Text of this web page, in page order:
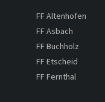
FF Altenhofen
FF Asbach
FF Buchholz
FF Etscheid
FF Fernthal